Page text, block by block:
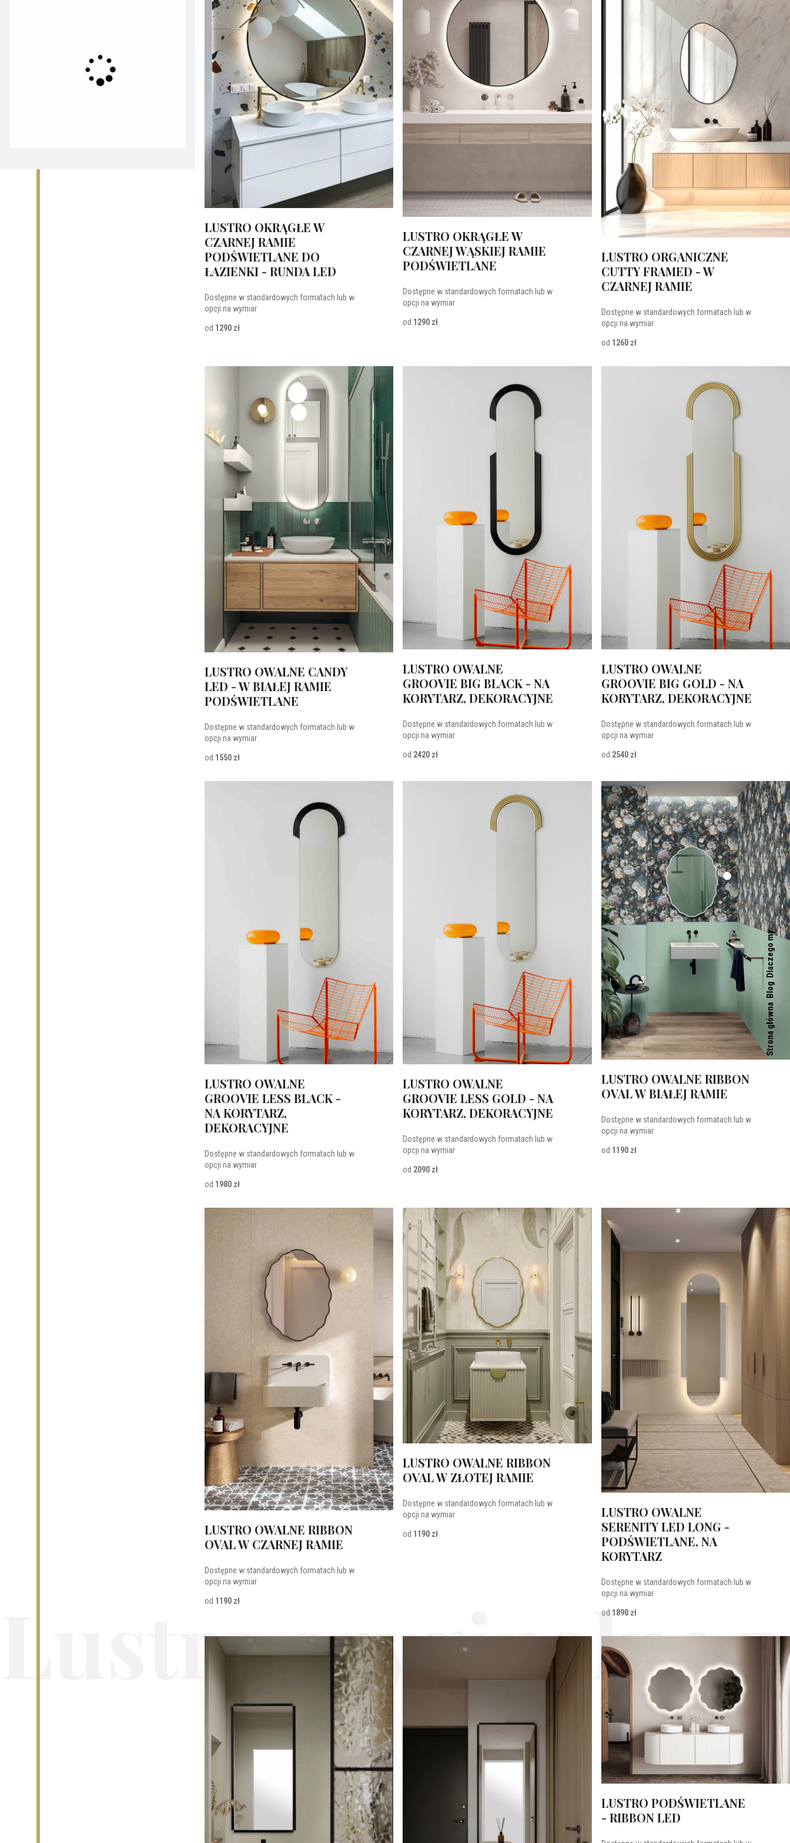
Dlaczego my
Blog
Strona główna
LUSTRO OKRĄGŁE W
CZARNEJ RAMIE
PODŚWIETLANE DO
ŁAZIENKI - RUNDA LED
Dostępne w standardowych formatach lub w
opcji na wymiar
od 1290 zł
LUSTRO OKRĄGŁE W
CZARNEJ WĄSKIEJ RAMIE
PODŚWIETLANE
Dostępne w standardowych formatach lub w
opcji na wymiar
od 1290 zł
LUSTRO ORGANICZNE
CUTTY FRAMED - W
CZARNEJ RAMIE
Dostępne w standardowych formatach lub w
opcji na wymiar
od 1260 zł
LUSTRO OWALNE CANDY
LED - W BIAŁEJ RAMIE
PODŚWIETLANE
Dostępne w standardowych formatach lub w
opcji na wymiar
od 1550 zł
LUSTRO OWALNE
GROOVIE BIG BLACK - NA
KORYTARZ, DEKORACYJNE
Dostępne w standardowych formatach lub w
opcji na wymiar
od 2420 zł
LUSTRO OWALNE
GROOVIE BIG GOLD - NA
KORYTARZ, DEKORACYJNE
Dostępne w standardowych formatach lub w
opcji na wymiar
od 2540 zł
LUSTRO OWALNE
GROOVIE LESS BLACK -
NA KORYTARZ,
DEKORACYJNE
Dostępne w standardowych formatach lub w
opcji na wymiar
od 1980 zł
LUSTRO OWALNE
GROOVIE LESS GOLD - NA
KORYTARZ, DEKORACYJNE
Dostępne w standardowych formatach lub w
opcji na wymiar
od 2090 zł
LUSTRO OWALNE RIBBON
OVAL W BIAŁEJ RAMIE
Dostępne w standardowych formatach lub w
opcji na wymiar
od 1190 zł
LUSTRO OWALNE RIBBON
OVAL W CZARNEJ RAMIE
Dostępne w standardowych formatach lub w
opcji na wymiar
od 1190 zł
LUSTRO OWALNE RIBBON
OVAL W ZŁOTEJ RAMIE
Dostępne w standardowych formatach lub w
opcji na wymiar
od 1190 zł
LUSTRO OWALNE
SERENITY LED LONG -
PODŚWIETLANE, NA
KORYTARZ
Dostępne w standardowych formatach lub w
opcji na wymiar
od 1890 zł
LUSTRO PODŚWIETLANE
- RIBBON LED
Lustra